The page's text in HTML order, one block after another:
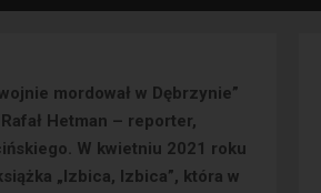
mordował w Dębrzynie”
Hetman – reporter,
W kwietniu 2021 roku
„Izbica, Izbica”, która w